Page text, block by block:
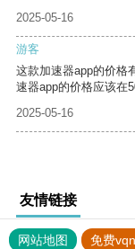
2025-05-16
游客
这款加速器app的价格
速器app的价格应该在
2025-05-16
友情链接
网站地图 免费